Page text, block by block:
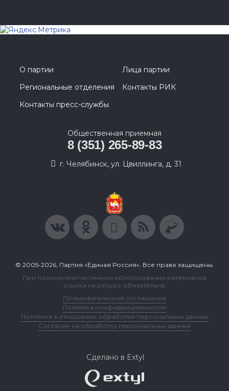
О партии
Лица партии
Региональные отделения
Контакты РИК
Контакты пресс-службы
Общественная приемная
8 (351) 265-89-83
г. Челябинск, ул. Цвиллинга, д. 31
© 2005-2026, Партия «Единая Россия». Все права защищены.
При полном или частичном использовании материалов
ссылка на ресурс обязательна.
Пользовательское соглашение
Политика конфиденциальности
Политика в отношении обработки персональных данных
Согласие на обработку персональных данных
Сделано в Extyl